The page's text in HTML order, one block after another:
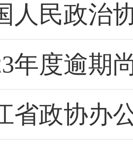
人民政治
年度逾期
省政协办